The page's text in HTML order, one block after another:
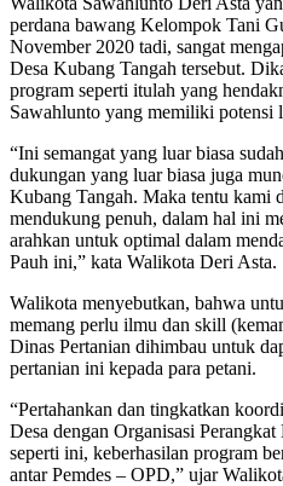
perdana bawang Kelompok Tani
November 2020 tadi, sangat
Desa Kubang Tangah tersebut.
program seperti itulah yang
Sawahlunto yang memiliki potensi
“Ini semangat yang luar biasa
dukungan yang luar biasa juga
Kubang Tangah. Maka tentu kami
mendukung penuh, dalam hal ini
arahkan untuk optimal dalam
Pauh ini,” kata Walikota Deri Asta.
Walikota menyebutkan, bahwa
memang perlu ilmu dan skill
Dinas Pertanian dihimbau untuk
pertanian ini kepada para petani.
“Pertahankan dan tingkatkan
Desa dengan Organisasi
seperti ini, keberhasilan program
antar Pemdes – OPD,” ujar